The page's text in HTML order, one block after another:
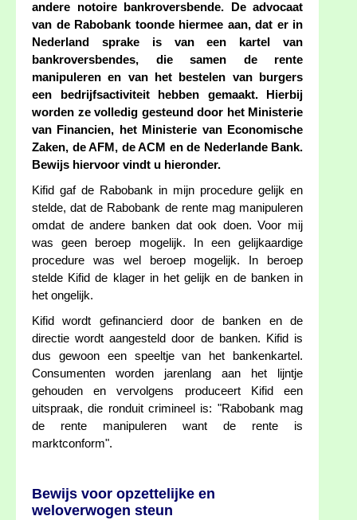
andere notoire bankroversbende. De advocaat
van de Rabobank toonde hiermee aan, dat er in
Nederland sprake is van een kartel van
bankroversbendes, die samen de rente
manipuleren en van het bestelen van burgers
een bedrijfsactiviteit hebben gemaakt. Hierbij
worden ze volledig gesteund door het Ministerie
van Financien, het Ministerie van Economische
Zaken, de AFM, de ACM en de Nederlande Bank.
Bewijs hiervoor vindt u hieronder.
Kifid gaf de Rabobank in mijn procedure gelijk en
stelde, dat de Rabobank de rente mag manipuleren
omdat de andere banken dat ook doen. Voor mij
was geen beroep mogelijk. In een gelijkaardige
procedure was wel beroep mogelijk. In beroep
stelde Kifid de klager in het gelijk en de banken in
het ongelijk.
Kifid wordt gefinancierd door de banken en de
directie wordt aangesteld door de banken. Kifid is
dus gewoon een speeltje van het bankenkartel.
Consumenten worden jarenlang aan het lijntje
gehouden en vervolgens produceert Kifid een
uitspraak, die ronduit crimineel is: "Rabobank mag
de rente manipuleren want de rente is
marktconform".
Bewijs voor opzettelijke en
weloverwogen steun